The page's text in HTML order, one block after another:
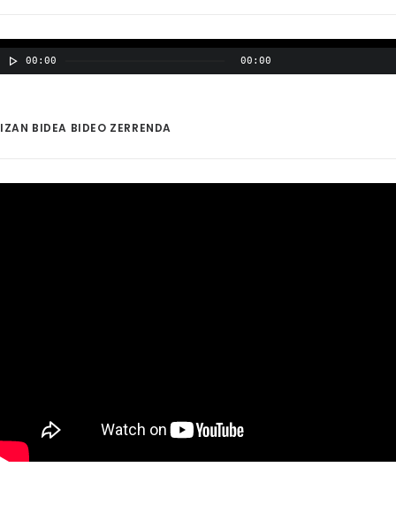
00:00 00:00
IZAN BIDEA BIDEO ZERRENDA